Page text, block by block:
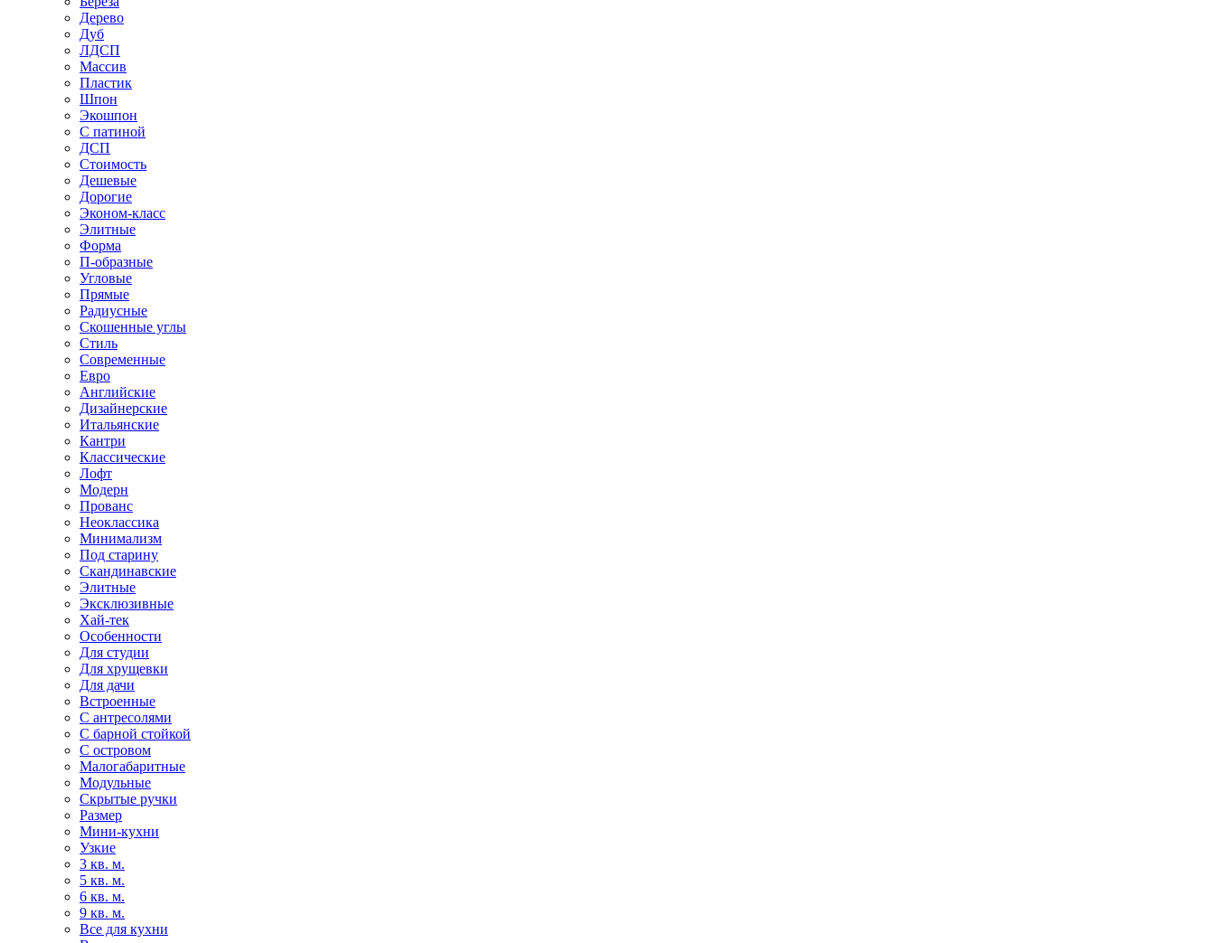
Дерево
Дуб
ЛДСП
Массив
Пластик
Шпон
Экошпон
С патиной
ДСП
Стоимость
Дешевые
Дорогие
Эконом-класс
Элитные
Форма
П-образные
Угловые
Прямые
Радиусные
Скошенные углы
Стиль
Современные
Евро
Английские
Дизайнерские
Итальянские
Кантри
Классические
Лофт
Модерн
Прованс
Неоклассика
Минимализм
Под старину
Скандинавские
Элитные
Эксклюзивные
Хай-тек
Особенности
Для студии
Для хрущевки
Для дачи
Встроенные
С антресолями
С барной стойкой
С островом
Малогабаритные
Модульные
Скрытые ручки
Размер
Мини-кухни
Узкие
3 кв. м.
5 кв. м.
6 кв. м.
9 кв. м.
Все для кухни